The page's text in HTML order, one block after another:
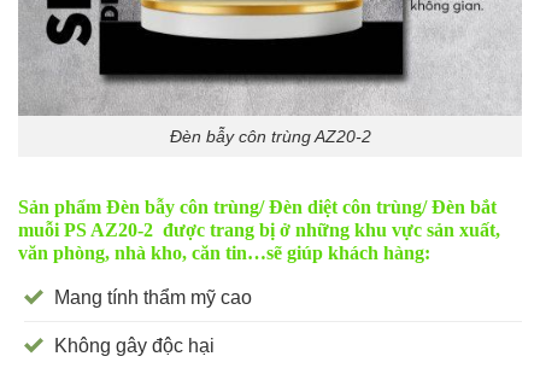
Đèn bẫy côn trùng AZ20-2
Sản phẩm Đèn bẫy côn trùng/ Đèn diệt côn trùng/ Đèn bắt
muỗi PS AZ20-2 được trang bị ở những khu vực sản xuất,
văn phòng, nhà kho, căn tin…sẽ giúp khách hàng:
Mang tính thẩm mỹ cao
Không gây độc hại